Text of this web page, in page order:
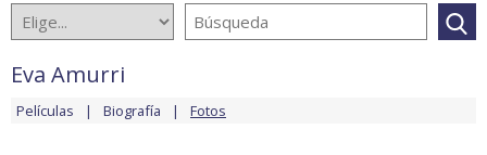
Eva Amurri
Películas Biografía Fotos